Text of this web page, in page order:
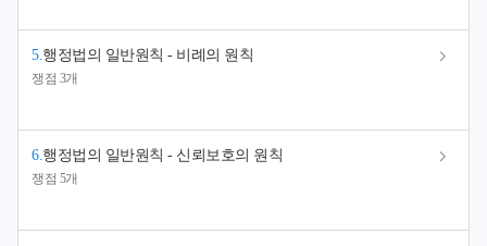
5.행정법의 일반원칙 - 비례의 원칙
쟁점 3개
6.행정법의 일반원칙 - 신뢰보호의 원칙
쟁점 5개